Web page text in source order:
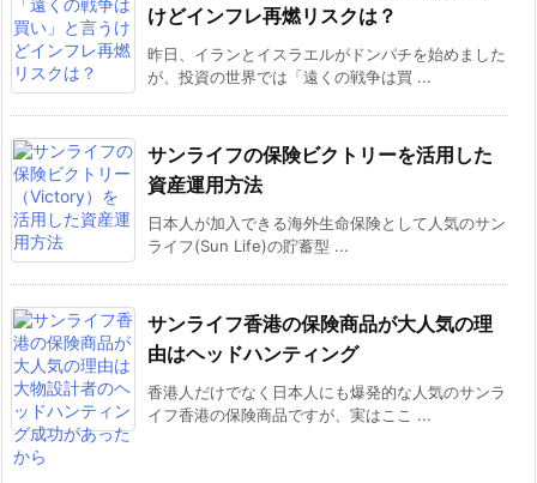
けどインフレ再燃リスクは？
昨日、イランとイスラエルがドンパチを始めました
が、投資の世界では「遠くの戦争は買 ...
サンライフの保険ビクトリーを活用した
資産運用方法
日本人が加入できる海外生命保険として人気のサン
ライフ(Sun Life)の貯蓄型 ...
サンライフ香港の保険商品が大人気の理
由はヘッドハンティング
香港人だけでなく日本人にも爆発的な人気のサンラ
イフ香港の保険商品ですが、実はここ ...